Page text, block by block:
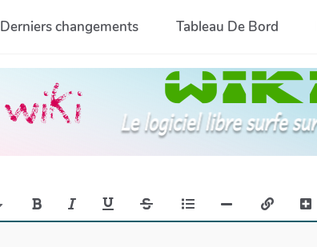
Derniers changements Tableau De Bord